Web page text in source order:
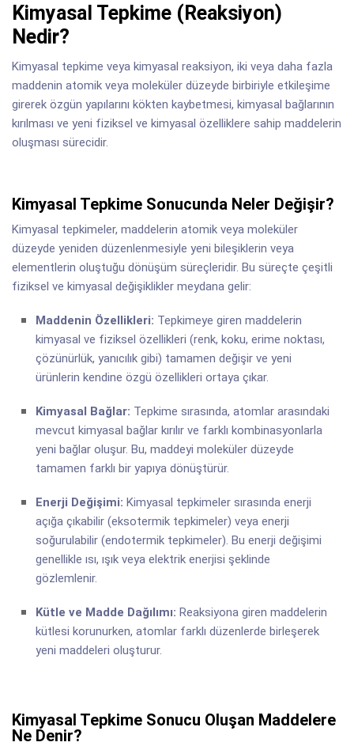
Kimyasal Tepkime (Reaksiyon)
Nedir?
Kimyasal tepkime veya kimyasal reaksiyon, iki veya daha fazla
maddenin atomik veya moleküler düzeyde birbiriyle etkileşime
girerek özgün yapılarını kökten kaybetmesi, kimyasal bağlarının
kırılması ve yeni fiziksel ve kimyasal özelliklere sahip maddelerin
oluşması sürecidir.
Kimyasal Tepkime Sonucunda Neler Değişir?
Kimyasal tepkimeler, maddelerin atomik veya moleküler
düzeyde yeniden düzenlenmesiyle yeni bileşiklerin veya
elementlerin oluştuğu dönüşüm süreçleridir. Bu süreçte çeşitli
fiziksel ve kimyasal değişiklikler meydana gelir:
Maddenin Özellikleri: Tepkimeye giren maddelerin
kimyasal ve fiziksel özellikleri (renk, koku, erime noktası,
çözünürlük, yanıcılık gibi) tamamen değişir ve yeni
ürünlerin kendine özgü özellikleri ortaya çıkar.
Kimyasal Bağlar: Tepkime sırasında, atomlar arasındaki
mevcut kimyasal bağlar kırılır ve farklı kombinasyonlarla
yeni bağlar oluşur. Bu, maddeyi moleküler düzeyde
tamamen farklı bir yapıya dönüştürür.
Enerji Değişimi: Kimyasal tepkimeler sırasında enerji
açığa çıkabilir (eksotermik tepkimeler) veya enerji
soğurulabilir (endotermik tepkimeler). Bu enerji değişimi
genellikle ısı, ışık veya elektrik enerjisi şeklinde
gözlemlenir.
Kütle ve Madde Dağılımı: Reaksiyona giren maddelerin
kütlesi korunurken, atomlar farklı düzenlerde birleşerek
yeni maddeleri oluşturur.
Kimyasal Tepkime Sonucu Oluşan Maddelere
Ne Denir?